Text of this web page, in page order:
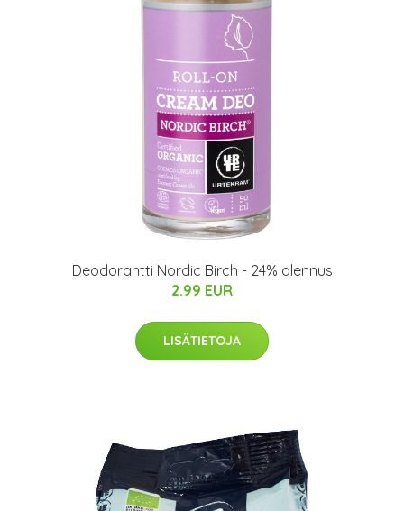
Deodorantti Nordic Birch - 24% alennus
2.99 EUR
LISÄTIETOJA